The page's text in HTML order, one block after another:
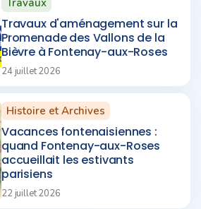
Travaux d'aménagement sur la
Promenade des Vallons de la
Bièvre à Fontenay-aux-Roses
24 juillet 2026
Histoire et Archives
Vacances fontenaisiennes :
quand Fontenay-aux-Roses
accueillait les estivants
parisiens
22 juillet 2026